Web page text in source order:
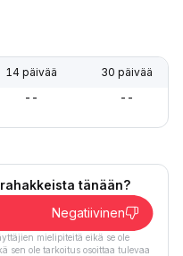
14 päivää 30 päivää
-- --
tänään?
Negatiivinen
mielipiteitä eikä se ole
sen ole tarkoitus osoittaa tulevaa